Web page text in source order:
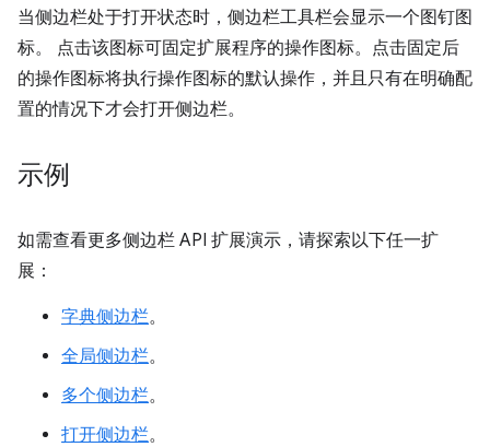
当侧边栏处于打开状态时，侧边栏工具栏会显示一个图钉图
标。 点击该图标可固定扩展程序的操作图标。点击固定后
的操作图标将执行操作图标的默认操作，并且只有在明确配
置的情况下才会打开侧边栏。
示例
如需查看更多侧边栏 API 扩展演示，请探索以下任一扩
展：
字典侧边栏。
全局侧边栏。
多个侧边栏。
打开侧边栏。